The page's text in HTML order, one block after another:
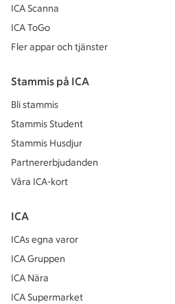
ICA Scanna
ICA ToGo
Fler appar och tjänster
Stammis på ICA
Bli stammis
Stammis Student
Stammis Husdjur
Partnererbjudanden
Våra ICA-kort
ICA
ICAs egna varor
ICA Gruppen
ICA Nära
ICA Supermarket